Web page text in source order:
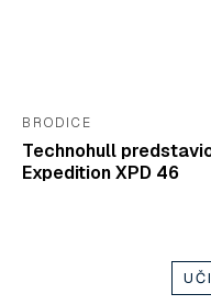
BRODICE
Technohull
Expedition XPD 46